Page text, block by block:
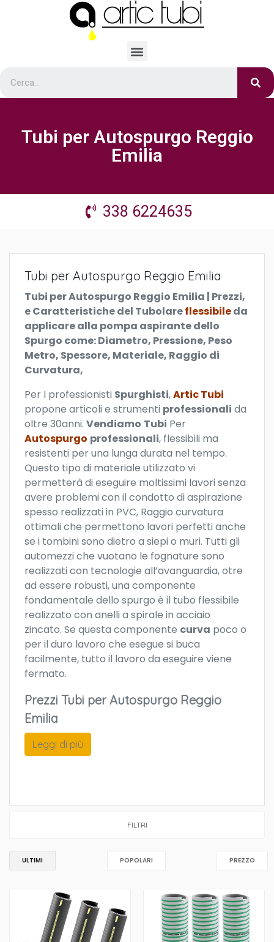
Tubi per Autospurgo Reggio
Emilia
338 6224635
Tubi per Autospurgo Reggio Emilia
Tubi per Autospurgo Reggio Emilia | Prezzi,
e Caratteristiche del Tubolareflessibileda
applicare alla pompa aspirante dello
Spurgo come: Diametro, Pressione, Peso
Metro, Spessore, Materiale, Raggio di
Curvatura,
Per I professionisti Spurghisti,Artic Tubi
propone articoli e strumenti professionali da
oltre 30anni. Vendiamo Tubi Per
Autospurgo professionali, flessibili ma
resistenti per una lunga durata nel tempo.
Questo tipo di materiale utilizzato vi
permetterà di eseguire moltissimi lavori senza
avere problemi con il condotto di aspirazione
spesso realizzati in PVC, Raggio curvatura
ottimali che permettono lavori perfetti anche
se i tombini sono dietro a siepi o muri. Tutti gli
automezzi che vuotano le fognature sono
realizzati con tecnologie all’avanguardia, otre
ad essere robusti, una componente
fondamentale dello spurgo è il tubo flessibile
realizzato con anelli a spirale in acciaio
zincato. Se questa componente curva poco o
per il duro lavoro che esegue si buca
facilmente, tutto il lavoro da eseguire viene
fermato.
Prezzi Tubi per Autospurgo Reggio
Emilia
Leggi di più
FILTRI
ULTIMI POPOLARI PREZZO